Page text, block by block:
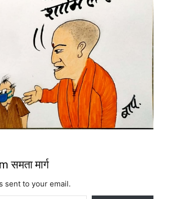
मार्ग
sent to your email.